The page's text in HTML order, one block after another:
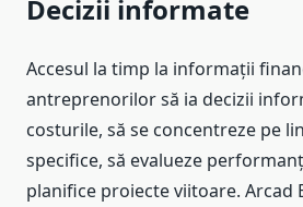
Decizii informate
Accesul la timp la informații
antreprenorilor să ia decizii
costurile, să se concentreze pe
specifice, să evalueze
planifice proiecte viitoare. Arcad